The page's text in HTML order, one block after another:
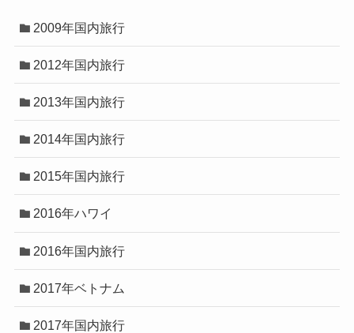
2009年国内旅行
2012年国内旅行
2013年国内旅行
2014年国内旅行
2015年国内旅行
2016年ハワイ
2016年国内旅行
2017年ベトナム
2017年国内旅行